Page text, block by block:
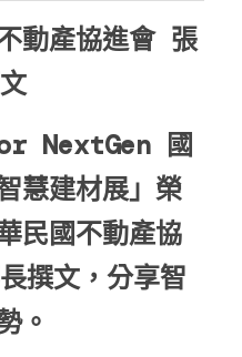
動產協進會 張
NextGen 國
慧建材展」榮
民國不動產協
撰文，分享智
。